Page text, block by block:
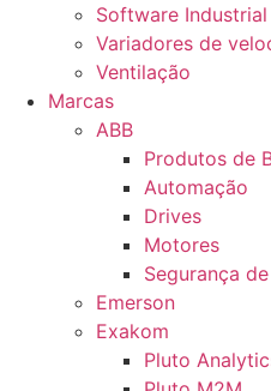
Software Industrial
Variadores de
Ventilação
Marcas
ABB
Produtos de
Automação
Drives
Motores
Segurança
Emerson
Exakom
Pluto